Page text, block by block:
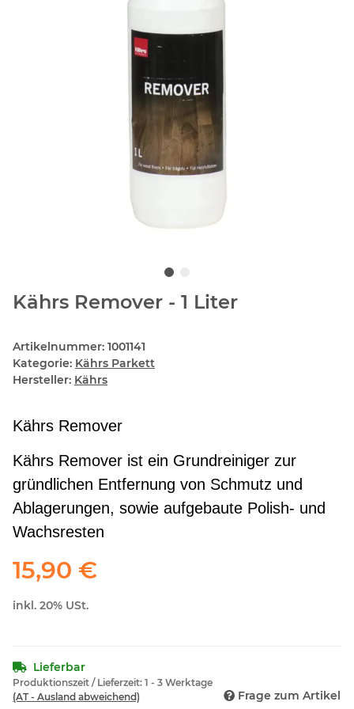
Kährs Remover - 1 Liter
Artikelnummer: 1001141
Kategorie: Kährs Parkett
Hersteller: Kährs
Kährs Remover
Kährs Remover ist ein Grundreiniger zur
gründlichen Entfernung von Schmutz und
Ablagerungen, sowie aufgebaute Polish- und
Wachsresten
15,90 €
inkl. 20% USt.
Lieferbar
Produktionszeit / Lieferzeit: 1 - 3 Werktage
(AT - Ausland abweichend)
Frage zum Artikel